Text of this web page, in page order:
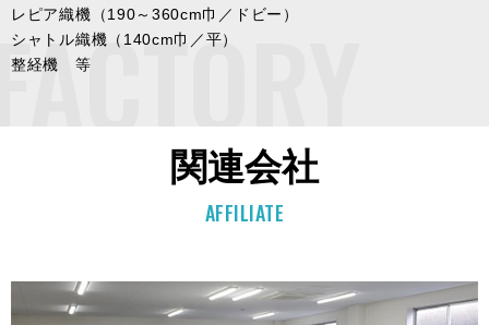
レピア織機（190～360cm巾／ドビー）
シャトル織機（140cm巾／平）
整経機 等
関連会社
AFFILIATE